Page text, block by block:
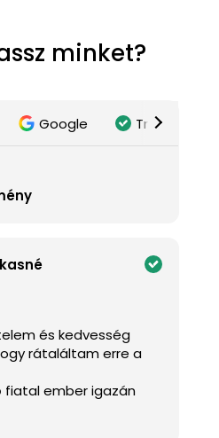
minket?
Google Trustindex
és kedvesség
rátaláltam erre a
ember igazán
tanácsot adott.A
és szép